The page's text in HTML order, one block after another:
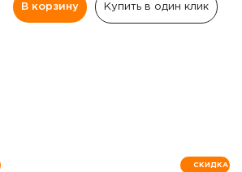
В корзину Купить в один клик
СКИДКА